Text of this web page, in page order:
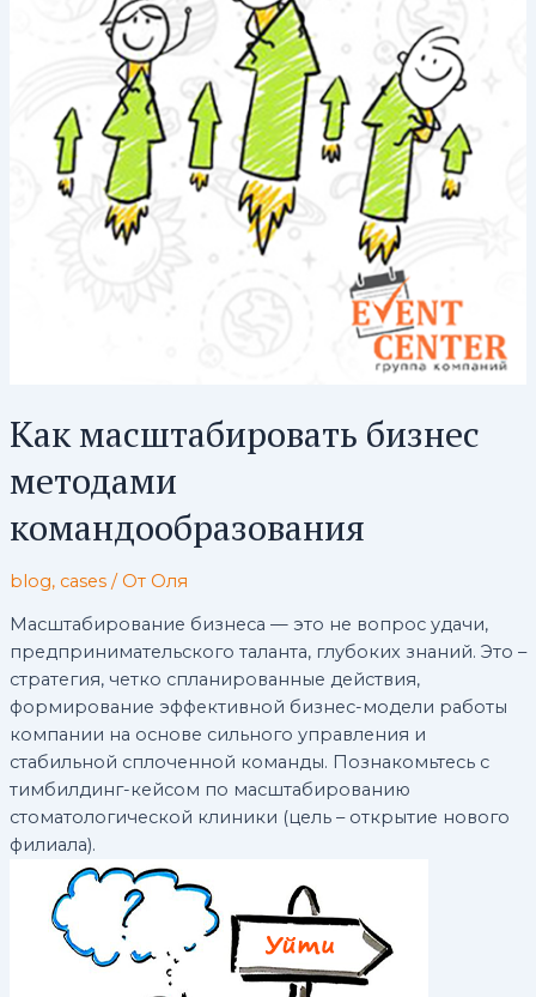
Как масштабировать бизнес
методами
командообразования
blog, cases/ От Оля
Масштабирование бизнеса — это не вопрос удачи,
предпринимательского таланта, глубоких знаний. Это –
стратегия, четко спланированные действия,
формирование эффективной бизнес-модели работы
компании на основе сильного управления и
стабильной сплоченной команды. Познакомьтесь с
тимбилдинг-кейсом по масштабированию
стоматологической клиники (цель – открытие нового
филиала).